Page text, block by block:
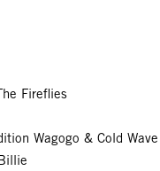
Fireflies
Wagogo & Cold Wave